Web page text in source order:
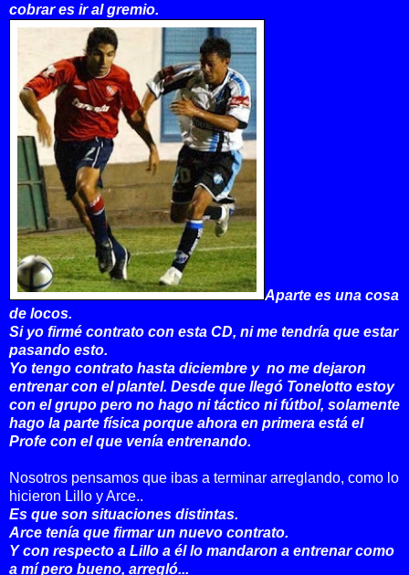
cobrar es ir al gremio.
Aparte es una cosa
de locos.
Si yo firmé contrato con esta CD, ni me tendría que estar
pasando esto.
Yo tengo contrato hasta diciembre y no me dejaron
entrenar con el plantel. Desde que llegó Tonelotto estoy
con el grupo pero no hago ni táctico ni fútbol, solamente
hago la parte física porque ahora en primera está el
Profe con el que venía entrenando.
Nosotros pensamos que ibas a terminar arreglando, como lo
hicieron Lillo y Arce..
Es que son situaciones distintas.
Arce tenía que firmar un nuevo contrato.
Y con respecto a Lillo a él lo mandaron a entrenar como
a mí pero bueno, arregló...